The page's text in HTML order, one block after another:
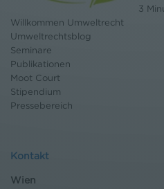
3
Willkommen Umweltrecht
Umweltrechtsblog
Seminare
Publikationen
Moot Court
Stipendium
Pressebereich
Kontakt
Wien